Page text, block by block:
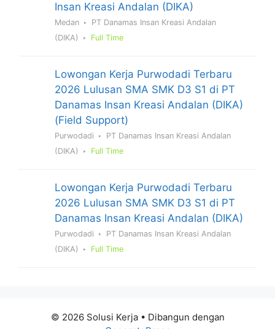
Insan Kreasi Andalan (DIKA)
Medan
PT Danamas Insan Kreasi Andalan
(DIKA)
Full Time
Lowongan Kerja Purwodadi Terbaru
2026 Lulusan SMA SMK D3 S1 di PT
Danamas Insan Kreasi Andalan (DIKA)
(Field Support)
Purwodadi
PT Danamas Insan Kreasi Andalan
(DIKA)
Full Time
Lowongan Kerja Purwodadi Terbaru
2026 Lulusan SMA SMK D3 S1 di PT
Danamas Insan Kreasi Andalan (DIKA)
Purwodadi
PT Danamas Insan Kreasi Andalan
(DIKA)
Full Time
© 2026 Solusi Kerja• Dibangun dengan